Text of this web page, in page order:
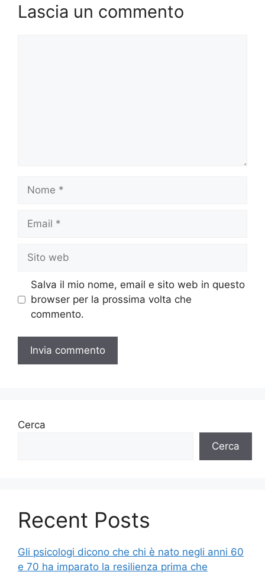
Lascia un commento
web
Salva il mio nome, email e sito web in questo
browser per la prossima volta che
commento.
Cerca
Cerca
Recent Posts
Gli psicologi dicono che chi è nato negli anni 60
e 70 ha imparato la resilienza prima che